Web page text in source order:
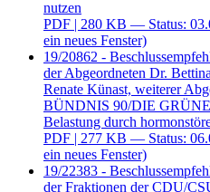
nutzen
PDF | 280 KB — Status:
ein neues Fenster)
19/20862 -
der Abgeordneten Dr.
Renate Künast, weiterer
BÜNDNIS 90/DIE
Belastung durch
PDF | 277 KB — Status:
ein neues Fenster)
19/22383 -
der Fraktionen der CDU/